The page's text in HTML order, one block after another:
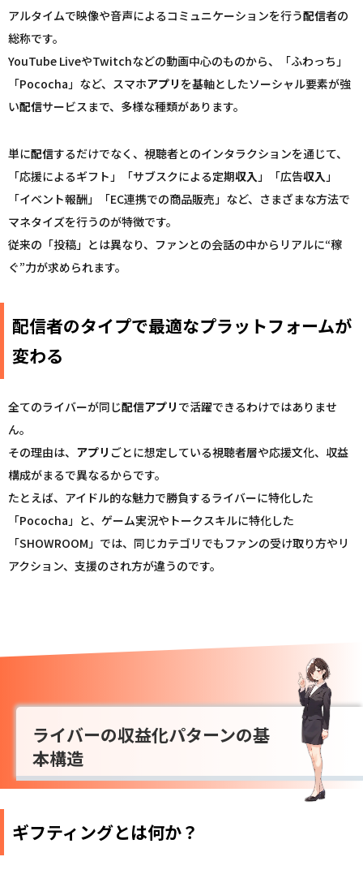
アルタイムで映像や音声によるコミュニケーションを行う配信者の
総称です。
YouTube LiveやTwitchなどの動画中心のものから、「ふわっち」
「Pococha」など、スマホアプリ を基軸としたソーシャル要素が強
い配信サービスまで、多様な種類があります。
単に配信するだけでなく、視聴者とのインタラクションを通じて、
「応援によるギフト」「サブスクによる定期収入」「広告収入」
「イベント報酬」「EC連携での商品販売」など、さまざまな方法で
マネタイズを行うのが特徴です。
従来の「投稿」とは異なり、ファンとの会話の中からリアルに“稼
ぐ”力が求められます。
配信者のタイプで最適なプラットフォームが
変わる
全てのライバーが同じ配信アプリ で活躍できるわけではありませ
ん。
その理由は、 アプリ ごとに想定している視聴者層や応援文化、収益
構成がまるで異なるからです。
たとえば、アイドル的な魅力で勝負するライバーに特化した
「Pococha」と、ゲーム実況やトークスキルに特化した
「SHOWROOM」では、同じカテゴリでもファンの受け取り方やリ
アクション、支援のされ方が違うのです。
ライバーの収益化パターンの基
本構造
ギフティングとは何か？